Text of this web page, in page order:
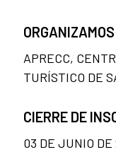
APRECC,
TURÍSTICO DE
CIERRE DE
03 DE JUNIO DE